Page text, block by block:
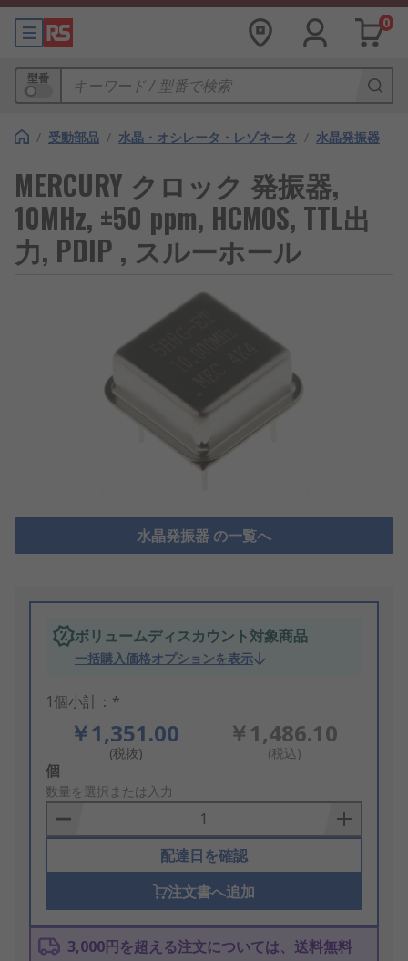
0
型番
/ 受動部品 / 水晶・オシレータ・レゾネータ / 水晶発振器
MERCURY クロック 発振器,
10MHz, ±50 ppm, HCMOS, TTL出
力, PDIP , スルーホール
水晶発振器 の一覧へ
ボリュームディスカウント対象商品
一括購入価格オプションを表示
1個小計：*
￥1,351.00
(税抜)
￥1,486.10
(税込)
Add
to
Basket
個
数量を選択または入力
配達日を確認
注文書へ追加
3,000円を超える注文については、送料無料